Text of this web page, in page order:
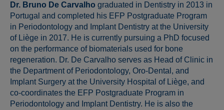
Dr. Bruno De Carvalho graduated in Dentistry in 2013 in
Portugal and completed his EFP Postgraduate Program
in Periodontology and Implant Dentistry at the University
of Liège in 2017. He is currently pursuing a PhD focused
on the performance of biomaterials used for bone
regeneration. Dr. De Carvalho serves as Head of Clinic in
the Department of Periodontology, Oro-Dental, and
Implant Surgery at the University Hospital of Liège, and
co-coordinates the EFP Postgraduate Program in
Periodontology and Implant Dentistry. He is also the